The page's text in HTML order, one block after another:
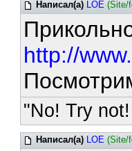
Написал(а) LOE (Site/
http://
"No! Try
Написал(а) LOE (Site/